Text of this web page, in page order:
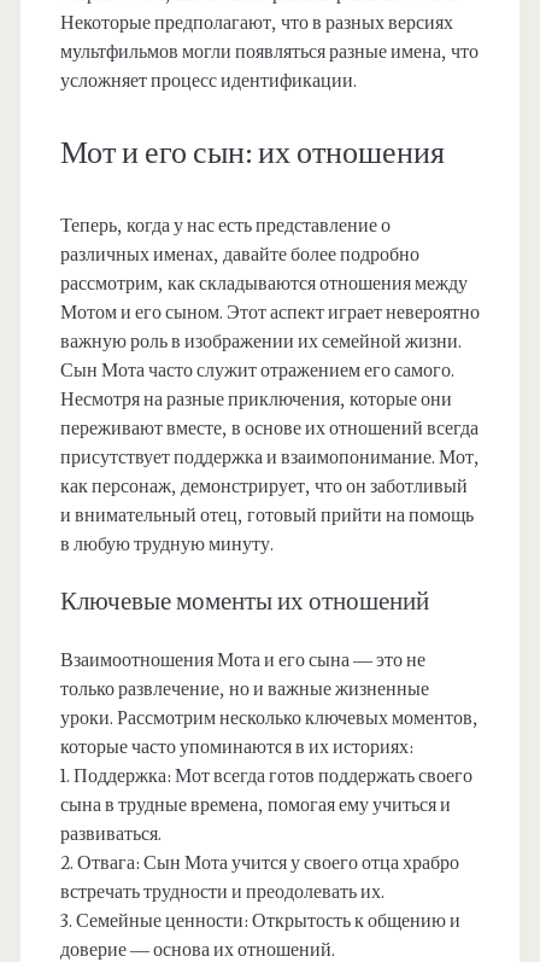
Некоторые предполагают, что в разных версиях
мультфильмов могли появляться разные имена, что
усложняет процесс идентификации.
Мот и его сын: их отношения
Теперь, когда у нас есть представление о
различных именах, давайте более подробно
рассмотрим, как складываются отношения между
Мотом и его сыном. Этот аспект играет невероятно
важную роль в изображении их семейной жизни.
Сын Мота часто служит отражением его самого.
Несмотря на разные приключения, которые они
переживают вместе, в основе их отношений всегда
присутствует поддержка и взаимопонимание. Мот,
как персонаж, демонстрирует, что он заботливый
и внимательный отец, готовый прийти на помощь
в любую трудную минуту.
Ключевые моменты их отношений
Взаимоотношения Мота и его сына — это не
только развлечение, но и важные жизненные
уроки. Рассмотрим несколько ключевых моментов,
которые часто упоминаются в их историях:
1. Поддержка: Мот всегда готов поддержать своего
сына в трудные времена, помогая ему учиться и
развиваться.
2. Отвага: Сын Мота учится у своего отца храбро
встречать трудности и преодолевать их.
3. Семейные ценности: Открытость к общению и
доверие — основа их отношений.